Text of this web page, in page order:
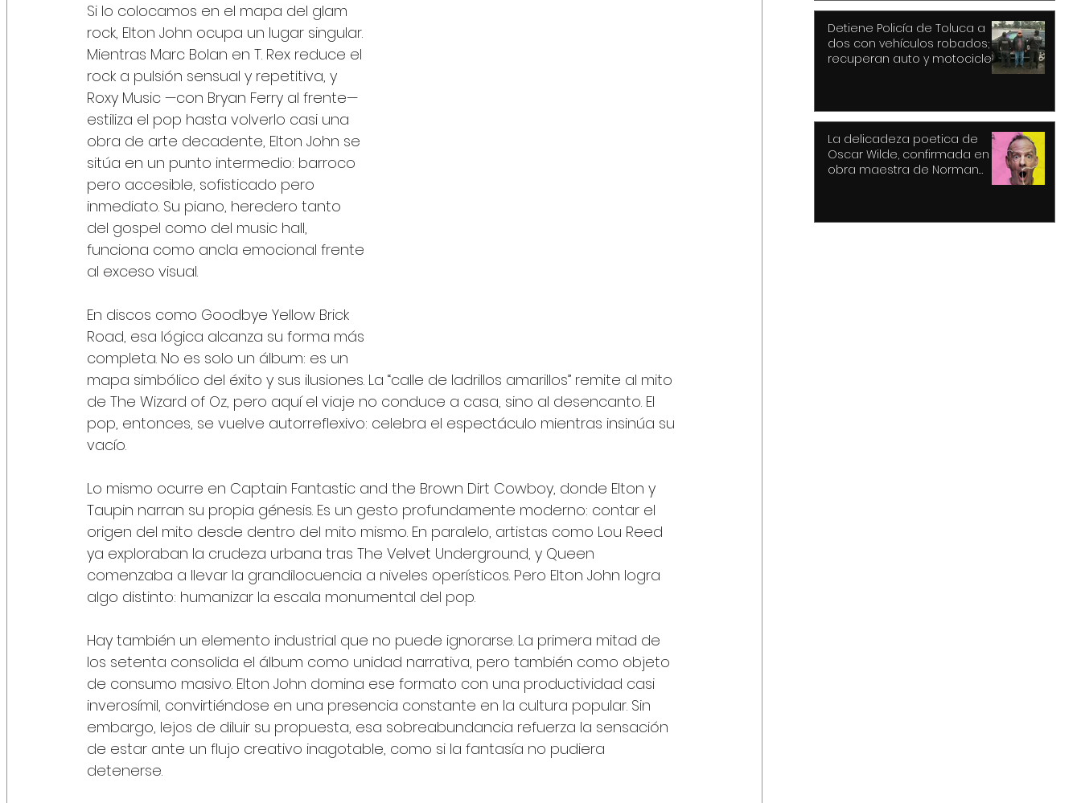
Si lo colocamos en el mapa del glam
rock, Elton John ocupa un lugar singular.
Mientras Marc Bolan en T. Rex reduce el
rock a pulsión sensual y repetitiva, y
Roxy Music —con Bryan Ferry al frente—
estiliza el pop hasta volverlo casi una
obra de arte decadente, Elton John se
sitúa en un punto intermedio: barroco
pero accesible, sofisticado pero
inmediato. Su piano, heredero tanto
del gospel como del music hall,
funciona como ancla emocional frente
al exceso visual.
En discos como Goodbye Yellow Brick
Road, esa lógica alcanza su forma más
completa. No es solo un álbum: es un
mapa simbólico del éxito y sus ilusiones. La “calle de ladrillos amarillos” remite al mito
de The Wizard of Oz, pero aquí el viaje no conduce a casa, sino al desencanto. El
pop, entonces, se vuelve autorreflexivo: celebra el espectáculo mientras insinúa su
vacío.
Lo mismo ocurre en Captain Fantastic and the Brown Dirt Cowboy, donde Elton y
Taupin narran su propia génesis. Es un gesto profundamente moderno: contar el
origen del mito desde dentro del mito mismo. En paralelo, artistas como Lou Reed
ya exploraban la crudeza urbana tras The Velvet Underground, y Queen
comenzaba a llevar la grandilocuencia a niveles operísticos. Pero Elton John logra
algo distinto: humanizar la escala monumental del pop.
Hay también un elemento industrial que no puede ignorarse. La primera mitad de
los setenta consolida el álbum como unidad narrativa, pero también como objeto
de consumo masivo. Elton John domina ese formato con una productividad casi
inverosímil, convirtiéndose en una presencia constante en la cultura popular. Sin
embargo, lejos de diluir su propuesta, esa sobreabundancia refuerza la sensación
de estar ante un flujo creativo inagotable, como si la fantasía no pudiera
detenerse.
Detiene Policía de Toluca a
dos con vehículos robados;
recuperan auto y motocicleta
La delicadeza poetica de
Oscar Wilde, confirmada en la
obra maestra de Norman